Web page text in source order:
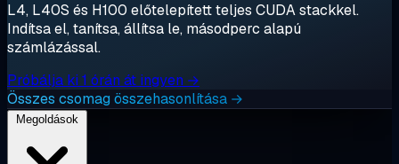
L4, L40S és H100 előtelepített teljes CUDA stackkel.
Indítsa el, tanítsa, állítsa le, másodperc alapú
számlázással.
Próbálja ki 1 órán át ingyen →
Összes csomag összehasonlítása →